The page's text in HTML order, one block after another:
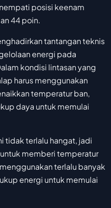
posisi keenam
44 poin.
tantangan teknis
energi pada
kondisi lintasan yang
harus menggunakan
temperatur ban,
daya untuk memulai
tidak terlalu hangat, jadi
memberi temperatur
terlalu banyak
energi untuk memulai